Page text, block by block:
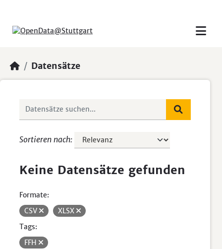
Datensätze
Sortieren nach
Keine Datensätze gefunden
Formate:
CSV
XLSX
Tags:
FFH